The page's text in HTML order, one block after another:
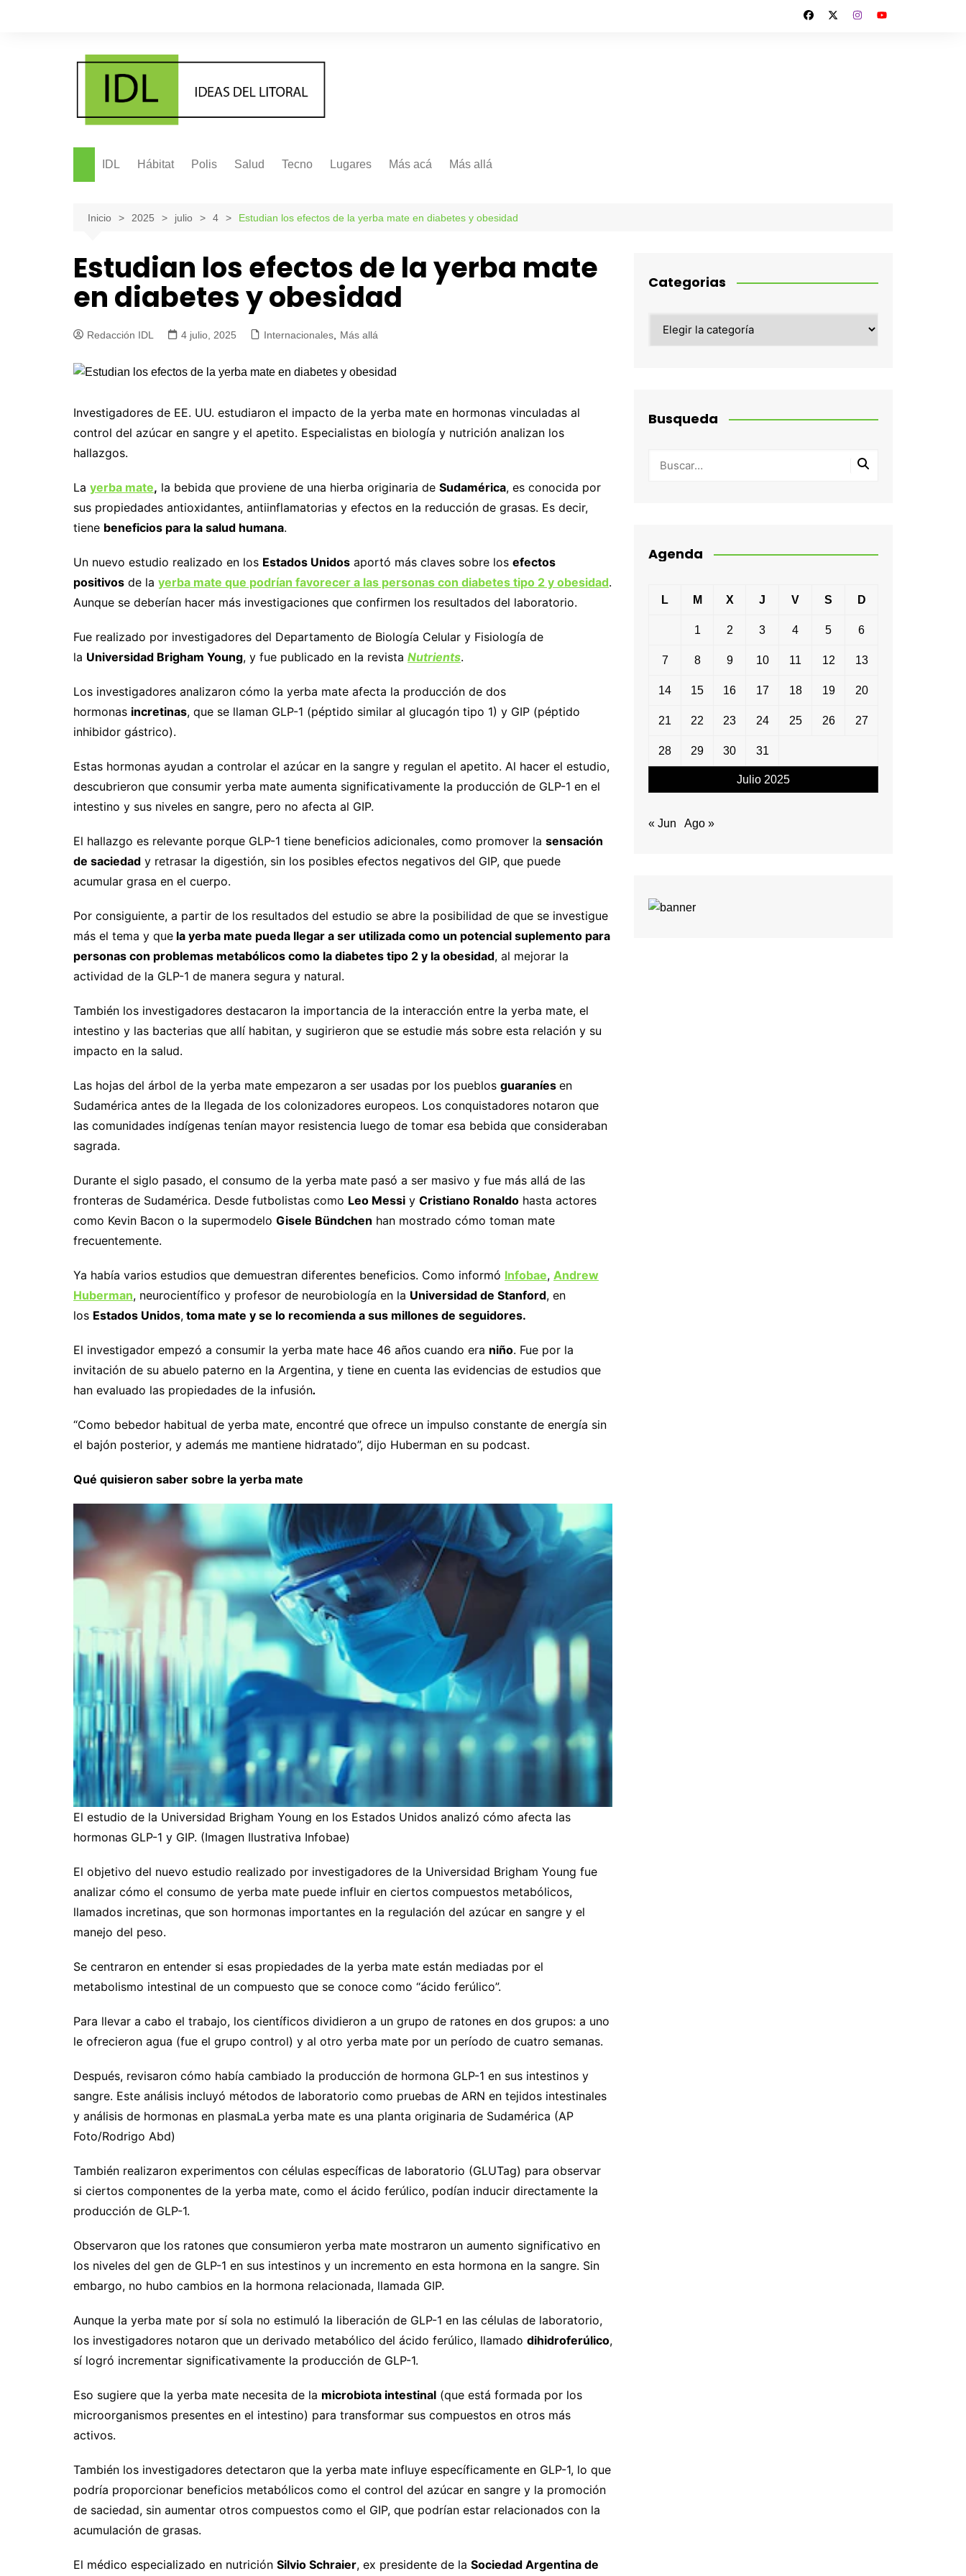
IDL Hábitat Polis Salud Tecno Lugares Más acá Más allá
Internacionales
Inicio 2025 julio 4 Estudian los efectos de la yerba mate en diabetes y obesidad
Estudian los efectos de la yerba mate
en diabetes y obesidad
Redacción IDL 4 julio, 2025 Internacionales, Más allá
Investigadores de EE. UU. estudiaron el impacto de la yerba mate en hormonas vinculadas al
control del azúcar en sangre y el apetito. Especialistas en biología y nutrición analizan los
hallazgos.
La yerba mate, la bebida que proviene de una hierba originaria de Sudamérica, es conocida por
sus propiedades antioxidantes, antiinflamatorias y efectos en la reducción de grasas. Es decir,
tiene beneficios para la salud humana.
Un nuevo estudio realizado en los Estados Unidos aportó más claves sobre los efectos
positivos de la yerba mate que podrían favorecer a las personas con diabetes tipo 2 y obesidad.
Aunque se deberían hacer más investigaciones que confirmen los resultados del laboratorio.
Fue realizado por investigadores del Departamento de Biología Celular y Fisiología de
la Universidad Brigham Young, y fue publicado en la revista Nutrients.
Los investigadores analizaron cómo la yerba mate afecta la producción de dos
hormonas incretinas, que se llaman GLP-1 (péptido similar al glucagón tipo 1) y GIP (péptido
inhibidor gástrico).
Estas hormonas ayudan a controlar el azúcar en la sangre y regulan el apetito. Al hacer el estudio,
descubrieron que consumir yerba mate aumenta significativamente la producción de GLP-1 en el
intestino y sus niveles en sangre, pero no afecta al GIP.
El hallazgo es relevante porque GLP-1 tiene beneficios adicionales, como promover la sensación
de saciedad y retrasar la digestión, sin los posibles efectos negativos del GIP, que puede
acumular grasa en el cuerpo.
Por consiguiente, a partir de los resultados del estudio se abre la posibilidad de que se investigue
más el tema y que la yerba mate pueda llegar a ser utilizada como un potencial suplemento para
personas con problemas metabólicos como la diabetes tipo 2 y la obesidad, al mejorar la
actividad de la GLP-1 de manera segura y natural.
También los investigadores destacaron la importancia de la interacción entre la yerba mate, el
intestino y las bacterias que allí habitan, y sugirieron que se estudie más sobre esta relación y su
impacto en la salud.
Las hojas del árbol de la yerba mate empezaron a ser usadas por los pueblos guaraníes en
Sudamérica antes de la llegada de los colonizadores europeos. Los conquistadores notaron que
las comunidades indígenas tenían mayor resistencia luego de tomar esa bebida que consideraban
sagrada.
Durante el siglo pasado, el consumo de la yerba mate pasó a ser masivo y fue más allá de las
fronteras de Sudamérica. Desde futbolistas como Leo Messi y Cristiano Ronaldo hasta actores
como Kevin Bacon o la supermodelo Gisele Bündchen han mostrado cómo toman mate
frecuentemente.
Ya había varios estudios que demuestran diferentes beneficios. Como informó Infobae, Andrew
Huberman, neurocientífico y profesor de neurobiología en la Universidad de Stanford, en
los Estados Unidos, toma mate y se lo recomienda a sus millones de seguidores.
El investigador empezó a consumir la yerba mate hace 46 años cuando era niño. Fue por la
invitación de su abuelo paterno en la Argentina, y tiene en cuenta las evidencias de estudios que
han evaluado las propiedades de la infusión.
“Como bebedor habitual de yerba mate, encontré que ofrece un impulso constante de energía sin
el bajón posterior, y además me mantiene hidratado”, dijo Huberman en su podcast.
Qué quisieron saber sobre la yerba mate
El estudio de la Universidad Brigham Young en los Estados Unidos analizó cómo afecta las
hormonas GLP-1 y GIP. (Imagen Ilustrativa Infobae)
El objetivo del nuevo estudio realizado por investigadores de la Universidad Brigham Young fue
analizar cómo el consumo de yerba mate puede influir en ciertos compuestos metabólicos,
llamados incretinas, que son hormonas importantes en la regulación del azúcar en sangre y el
manejo del peso.
Se centraron en entender si esas propiedades de la yerba mate están mediadas por el
metabolismo intestinal de un compuesto que se conoce como “ácido ferúlico”.
Para llevar a cabo el trabajo, los científicos dividieron a un grupo de ratones en dos grupos: a uno
le ofrecieron agua (fue el grupo control) y al otro yerba mate por un período de cuatro semanas.
Después, revisaron cómo había cambiado la producción de hormona GLP-1 en sus intestinos y
sangre. Este análisis incluyó métodos de laboratorio como pruebas de ARN en tejidos intestinales
y análisis de hormonas en plasmaLa yerba mate es una planta originaria de Sudamérica (AP
Foto/Rodrigo Abd)
También realizaron experimentos con células específicas de laboratorio (GLUTag) para observar
si ciertos componentes de la yerba mate, como el ácido ferúlico, podían inducir directamente la
producción de GLP-1.
Observaron que los ratones que consumieron yerba mate mostraron un aumento significativo en
los niveles del gen de GLP-1 en sus intestinos y un incremento en esta hormona en la sangre. Sin
embargo, no hubo cambios en la hormona relacionada, llamada GIP.
Aunque la yerba mate por sí sola no estimuló la liberación de GLP-1 en las células de laboratorio,
los investigadores notaron que un derivado metabólico del ácido ferúlico, llamado dihidroferúlico,
sí logró incrementar significativamente la producción de GLP-1.
Eso sugiere que la yerba mate necesita de la microbiota intestinal (que está formada por los
microorganismos presentes en el intestino) para transformar sus compuestos en otros más
activos.
También los investigadores detectaron que la yerba mate influye específicamente en GLP-1, lo que
podría proporcionar beneficios metabólicos como el control del azúcar en sangre y la promoción
de saciedad, sin aumentar otros compuestos como el GIP, que podrían estar relacionados con la
acumulación de grasas.
El médico especializado en nutrición Silvio Schraier, ex presidente de la Sociedad Argentina de
Categorias
Busqueda
Agenda
Julio 2025
L M X J V S D
1 2 3 4 5 6
7 8 9 10 11 12 13
14 15 16 17 18 19 20
21 22 23 24 25 26 27
28 29 30 31
« Jun Ago »